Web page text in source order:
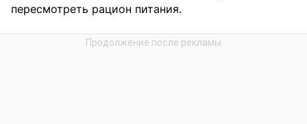
пересмотреть рацион питания.